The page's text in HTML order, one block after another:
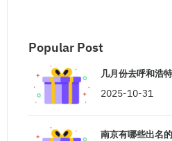
Popular Post
几月份去呼和浩
2025-10-31
南京有哪些出名